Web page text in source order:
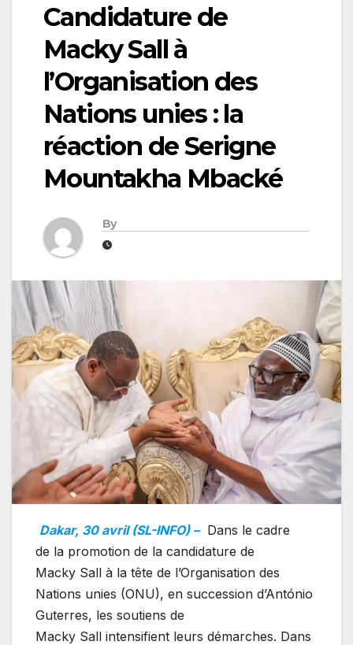
Candidature de
Macky Sall à
l’Organisation des
Nations unies : la
réaction de Serigne
Mountakha Mbacké
By
Dakar, 30 avril (SL-INFO) – Dans le cadre
de la promotion de la candidature de
Macky Sall à la tête de l’Organisation des
Nations unies (ONU), en succession d’António
Guterres, les soutiens de
Macky Sall intensifient leurs démarches. Dans